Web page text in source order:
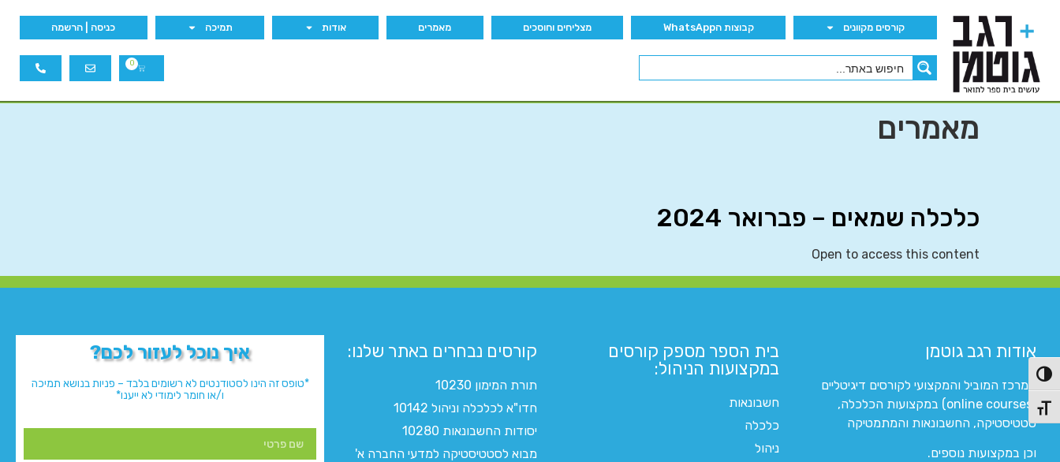
הפעל/כבה ניגודיות גבוהה
מתג גודל גופן
קורסים מקוונים קבוצות הWhatsApp מצליחים וחוסכים מאמרים אודות תמיכה כניסה | הרשמה
0
מאמרים
כלכלה שמאים – פברואר 2024
Open to access this content
אודות רגב גוטמן
המרכז המוביל והמקצועי לקורסים דיגיטליים
(online courses) במקצועות הכלכלה,
סטטיסטיקה, החשבונאות והמתמטיקה
וכן במקצועות נוספים.
בית הספר מספק קורסים
במקצועות הניהול:
חשבונאות
כלכלה
ניהול
קורסים נבחרים באתר שלנו:​
תורת המימון 10230
חדו"א לכלכלה וניהול 10142
יסודות החשבונאות 10280
מבוא לסטטיסטיקה למדעי החברה א'
איך נוכל לעזור לכם?
*טופס זה הינו לסטודנטים לא רשומים בלבד – פניות בנושא תמיכה
ו/או חומר לימודי לא ייענו*